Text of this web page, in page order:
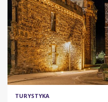
TURYSTYKA